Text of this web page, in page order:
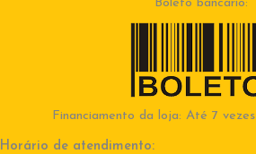
Boleto bancário:
Financiamento da loja: Até 7 vezes
Horário de atendimento: